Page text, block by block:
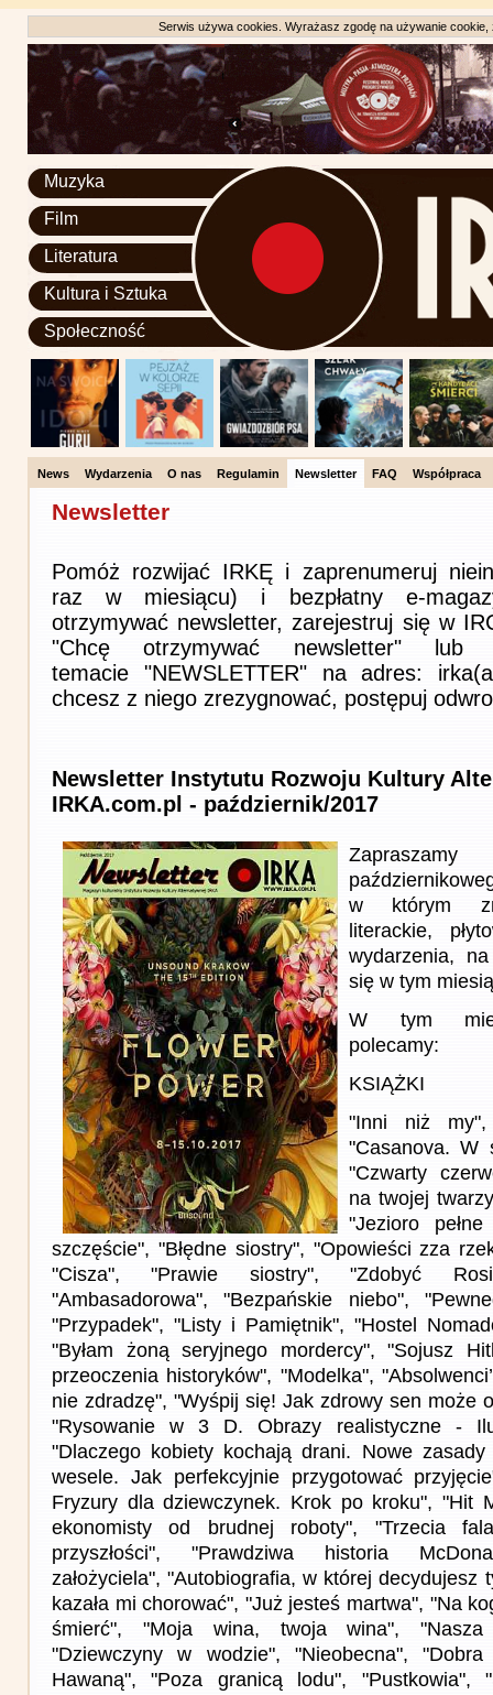
Serwis używa cookies. Wyrażasz zgodę na używanie
Muzyka
Film
Literatura
Kultura i Sztuka
Społeczność
News Wydarzenia O nas Regulamin Newsletter FAQ Współpraca
Newsletter
Pomóż rozwijać IRKĘ i zaprenumeruj
raz w miesiącu) i bezpłatny e-
otrzymywać newsletter, zarejestruj się w
"Chcę otrzymywać newsletter"
temacie "NEWSLETTER" na adres:
chcesz z niego zrezygnować, postępuj
Newsletter Instytutu Rozwoju Kultury
IRKA.com.pl - październik/2017
w którym
literackie,
wydarzenia,
się w tym
W tym
polecamy:
KSIĄŻKI
"Inni niż
"Casanova. W
"Czwarty
na twojej
"Jezioro
szczęście", "Błędne siostry", "Opowieści zza
"Cisza", "Prawie siostry", "Zdobyć
"Ambasadorowa", "Bezpańskie niebo",
"Przypadek", "Listy i Pamiętnik", "Hostel
"Byłam żoną seryjnego mordercy", "Sojusz
przeoczenia historyków", "Modelka",
nie zdradzę", "Wyśpij się! Jak zdrowy sen może
"Rysowanie w 3 D. Obrazy realistyczne -
"Dlaczego kobiety kochają drani. Nowe zasady
wesele. Jak perfekcyjnie przygotować
Fryzury dla dziewczynek. Krok po kroku", "Hit
ekonomisty od brudnej roboty", "Trzecia
przyszłości", "Prawdziwa historia
założyciela", "Autobiografia, w której decydujesz
kazała mi chorować", "Już jesteś martwa", "Na
śmierć", "Moja wina, twoja wina", "Nasza
"Dziewczyny w wodzie", "Nieobecna",
Hawaną", "Poza granicą lodu", "Pustkowia",